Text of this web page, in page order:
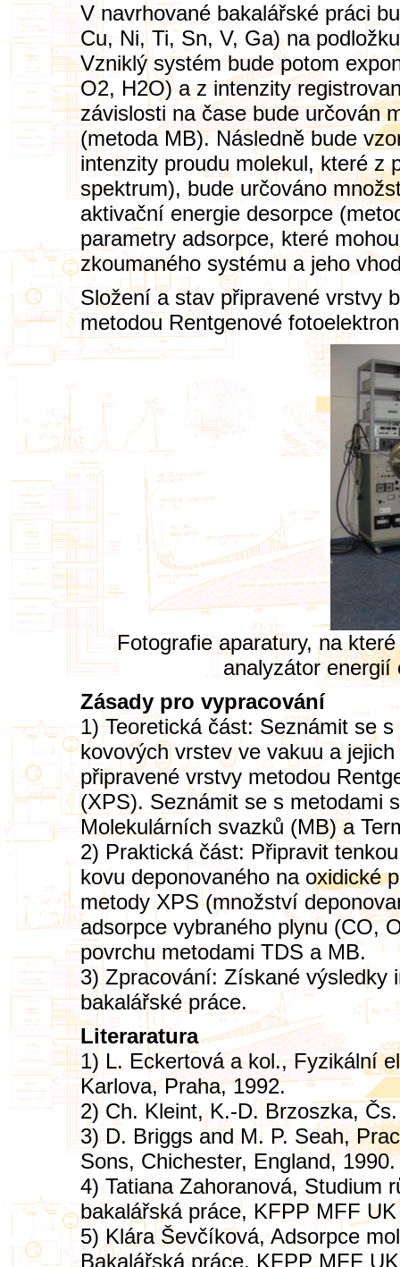
V navrhované bakalářské práci
Cu, Ni, Ti, Sn, V, Ga) na
Vzniklý systém bude potom
O2, H2O) a z intenzity
závislosti na čase bude určován
(metoda MB). Následně bude
intenzity proudu molekul, které z
spektrum), bude určováno
aktivační energie desorpce
parametry adsorpce, které
zkoumaného systému a jeho
Složení a stav připravené vrstvy
metodou Rentgenové
Fotografie aparatury, na
analyzátor energií
Zásady pro vypracování
1) Teoretická část: Seznámit se
kovových vrstev ve vakuu a
připravené vrstvy metodou
(XPS). Seznámit se s metodami
Molekulárních svazků (MB) a
2) Praktická část: Připravit
kovu deponovaného na oxidické
metody XPS (množství
adsorpce vybraného plynu (CO,
povrchu metodami TDS a MB.
3) Zpracování: Získané výsledky
bakalářské práce.
Literaratura
1) L. Eckertová a kol., Fyzikální
Karlova, Praha, 1992.
2) Ch. Kleint, K.-D. Brzoszka,
3) D. Briggs and M. P. Seah,
Sons, Chichester, England, 1990.
4) Tatiana Zahoranová, Studium
bakalářská práce, KFPP MFF
5) Klára Ševčíková, Adsorpce
Bakalářská práce, KFPP MFF